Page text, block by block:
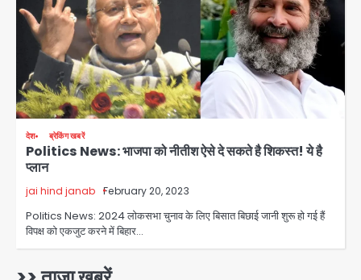
देश ब्रेकिंग खबरें
Politics News: भाजपा को नीतीश ऐसे दे सकते है शिकस्त! ये है
प्लान
jai hind janab February 20, 2023
Politics News: 2024 लोकसभा चुनाव के लिए बिसात बिछाई जानी शुरू हो गई हैं
विपक्ष को एकजुट करने में बिहार…
Team JHJ
4
सुदर्शन शक्ति-वी अभ्यास में मॉक आॅपरेशन
Team JHJ
एयरपोर्ट का फर्जी कर्मचारी बनकर 3 लाख
Team JHJ
Noida Sector-49: सेक्टर-49 में 18
साल की मेड ने की खुदकुशी, शरीर पर नहीं मिली